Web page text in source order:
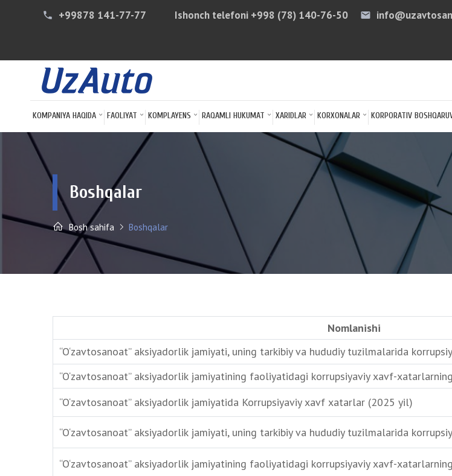
phone +99878 141-77-77 Ishonch telefoni +998 (78) 140-76-50 email
KOMPANIYA HAQIDA FAOLIYAT KOMPLAYENS RAQAMLI HUKUMAT XARIDLAR KORXONALAR KORPORATIV
Boshqalar
Bosh sahifa Boshqalar
Nomlanishi
“O‘zavtosanoat” aksiyadorlik jamiyati, uning tarkibiy va hududiy tuzilmalarida
“O‘zavtosanoat” aksiyadorlik jamiyatining faoliyatidagi korrupsiyaviy xavf-
“O‘zavtosanoat” aksiyadorlik jamiyatida Korrupsiyaviy xavf xatarlar (2025 yil)
“O‘zavtosanoat” aksiyadorlik jamiyati, uning tarkibiy va hududiy tuzilmalarida
“O‘zavtosanoat” aksiyadorlik jamiyatining faoliyatidagi korrupsiyaviy xavf-